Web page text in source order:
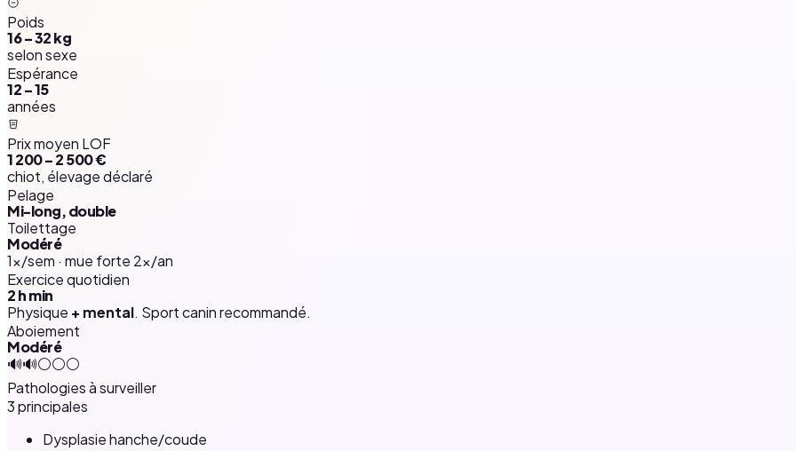
Poids
16 – 32 kg
selon sexe
Espérance
12 – 15
années
Prix moyen LOF
1 200 – 2 500 €
chiot, élevage déclaré
Pelage
Mi-long, double
Toilettage
Modéré
1×/sem · mue forte 2×/an
Exercice quotidien
2 hmin
Physique + mental. Sport canin recommandé.
Aboiement
Modéré
🔊🔊⚪⚪⚪
Pathologies à surveiller
3 principales
Dysplasie hanche/coude